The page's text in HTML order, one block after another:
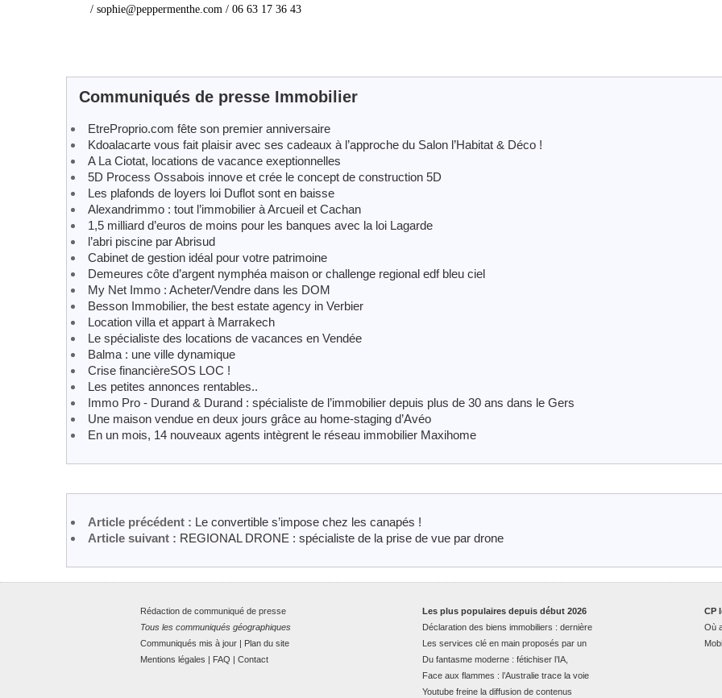
/ sophie@peppermenthe.com / 06 63 17 36 43
Communiqués de presse Immobilier
EtreProprio.com fête son premier anniversaire
Kdoalacarte vous fait plaisir avec ses cadeaux à l’approche du Salon l’Habitat & Déco !
A La Ciotat, locations de vacance exeptionnelles
5D Process Ossabois innove et crée le concept de construction 5D
Les plafonds de loyers loi Duflot sont en baisse
Alexandrimmo : tout l’immobilier à Arcueil et Cachan
1,5 milliard d’euros de moins pour les banques avec la loi Lagarde
l’abri piscine par Abrisud
Cabinet de gestion idéal pour votre patrimoine
Demeures côte d’argent nymphéa maison or challenge regional edf bleu ciel
My Net Immo : Acheter/Vendre dans les DOM
Besson Immobilier, the best estate agency in Verbier
Location villa et appart à Marrakech
Le spécialiste des locations de vacances en Vendée
Balma : une ville dynamique
Crise financièreSOS LOC !
Les petites annonces rentables..
Immo Pro - Durand & Durand : spécialiste de l’immobilier depuis plus de 30 ans dans le Gers
Une maison vendue en deux jours grâce au home-staging d’Avéo
En un mois, 14 nouveaux agents intègrent le réseau immobilier Maxihome
Article précédent : Le convertible s’impose chez les canapés !
Article suivant : REGIONAL DRONE : spécialiste de la prise de vue par drone
Rédaction de communiqué de presse
Tous les communiqués géographiques
Communiqués mis à jour | Plan du site
Mentions légales | FAQ | Contact
CP
Où
Les plus populaires depuis début 2026
Déclaration des biens immobiliers : dernière
Les services clé en main proposés par un
Du fantasme moderne : fétichiser l’IA,
Face aux flammes : l’Australie trace la voie
Youtube freine la diffusion de contenus